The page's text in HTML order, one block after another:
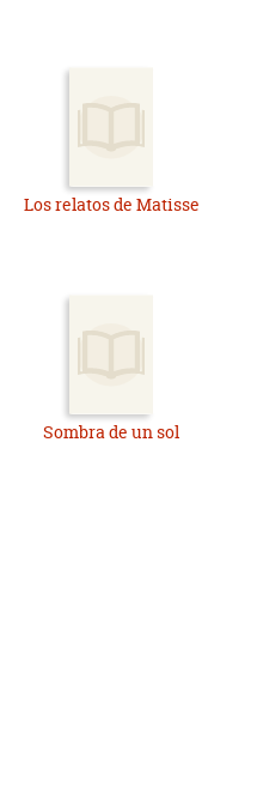
Los relatos de Matisse
Sombra de un sol